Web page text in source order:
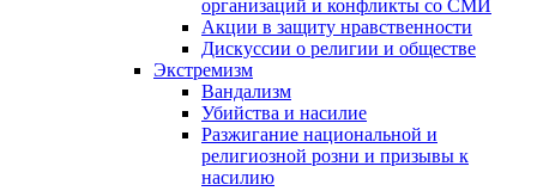
организаций и конфликты со СМИ
Акции в защиту нравственности
Дискуссии о религии и обществе
Экстремизм
Вандализм
Убийства и насилие
Разжигание национальной и
религиозной розни и призывы к
насилию